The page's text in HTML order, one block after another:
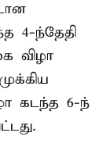
4-ந்தேதி
விழா
கடந்த 6-ந்